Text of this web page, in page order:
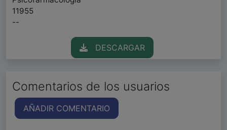
11955
--
DESCARGAR
Comentarios de los usuarios
AÑADIR COMENTARIO